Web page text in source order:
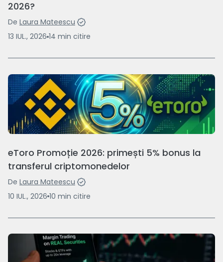
2026?
De Laura Mateescu
13 IUL., 2026 14 min citire
eToro Promoție 2026: primești 5% bonus la
transferul criptomonedelor
De Laura Mateescu
10 IUL., 2026 10 min citire